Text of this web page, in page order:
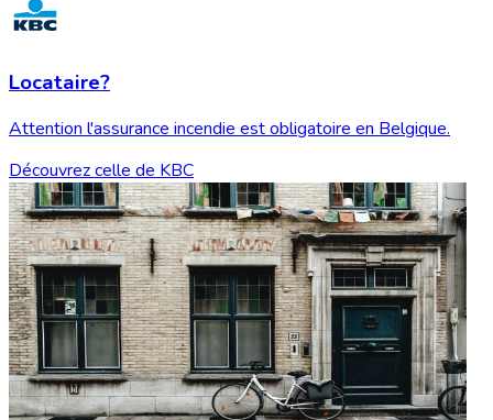
Locataire?
Attention l'assurance incendie est obligatoire en Belgique.
Découvrez celle de KBC